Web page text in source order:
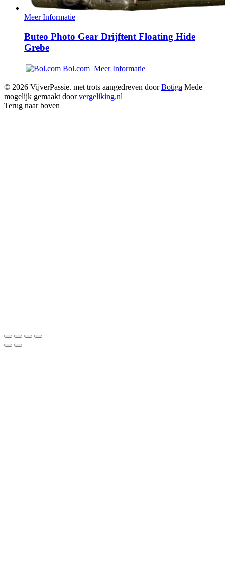
Meer Informatie
Buteo Photo Gear Drijftent Floating Hide
Grebe
Bol.com Meer Informatie
© 2026 VijverPassie. met trots aangedreven doorBotiga Mede
mogelijk gemaakt doorvergeliking.nl
Terug naar boven